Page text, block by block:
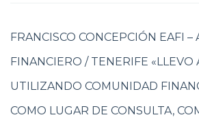
FRANCISCO CONCEPCIÓN EAFI –
FINANCIERO / TENERIFE «LLEVO
UTILIZANDO COMUNIDAD
COMO LUGAR DE CONSULTA,